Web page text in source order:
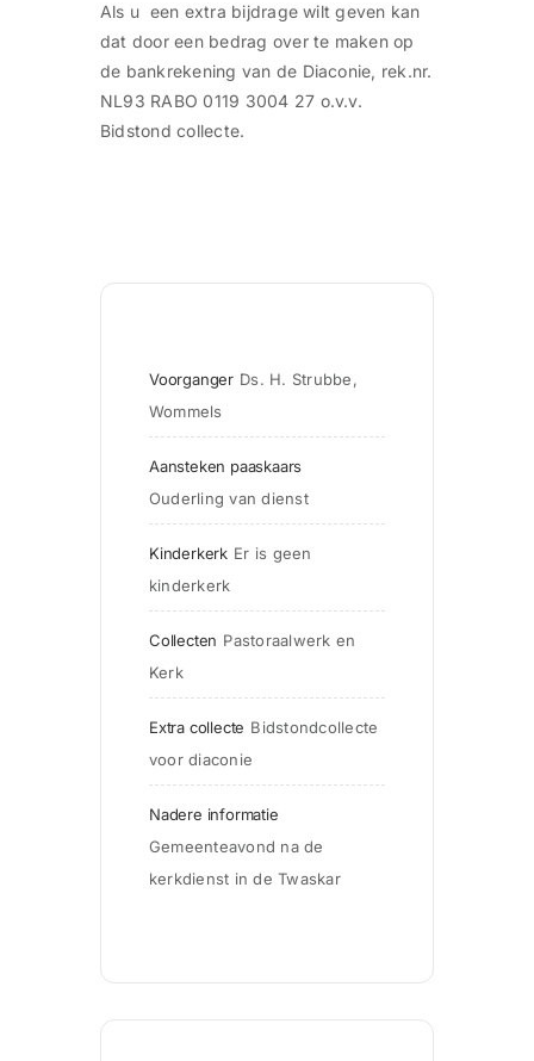
Als u een extra bijdrage wilt geven kan
dat door een bedrag over te maken op
de bankrekening van de Diaconie, rek.nr.
NL93 RABO 0119 3004 27 o.v.v.
Bidstond collecte.
Voorganger Ds. H. Strubbe,
Wommels
Aansteken paaskaars
Ouderling van dienst
Kinderkerk Er is geen
kinderkerk
Collecten Pastoraalwerk en
Kerk
Extra collecte Bidstondcollecte
voor diaconie
Nadere informatie
Gemeenteavond na de
kerkdienst in de Twaskar